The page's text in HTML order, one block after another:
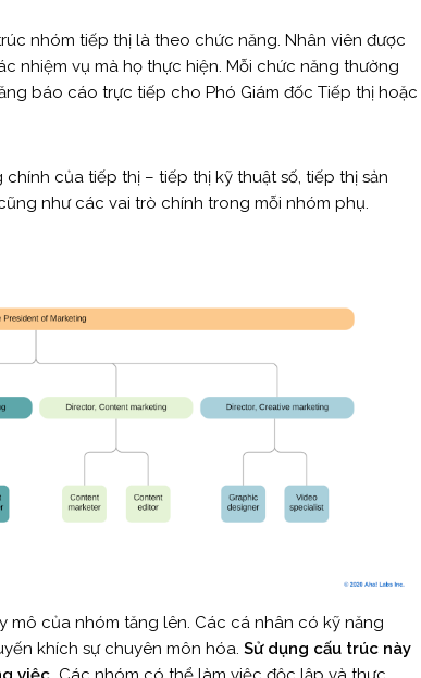
nhóm tiếp thị là theo chức năng. Nhân viên được
nhiệm vụ mà họ thực hiện. Mỗi chức năng thường
báo cáo trực tiếp cho Phó Giám đốc Tiếp thị hoặc
của tiếp thị – tiếp thị kỹ thuật số, tiếp thị sản
như các vai trò chính trong mỗi nhóm phụ.
mô của nhóm tăng lên. Các cá nhân có kỹ năng
khích sự chuyên môn hóa. Sử dụng cấu trúc này